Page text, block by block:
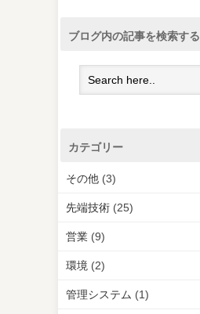
ブログ内の記事を検索する
カテゴリー
その他 (3)
先端技術 (25)
営業 (9)
環境 (2)
管理システム (1)